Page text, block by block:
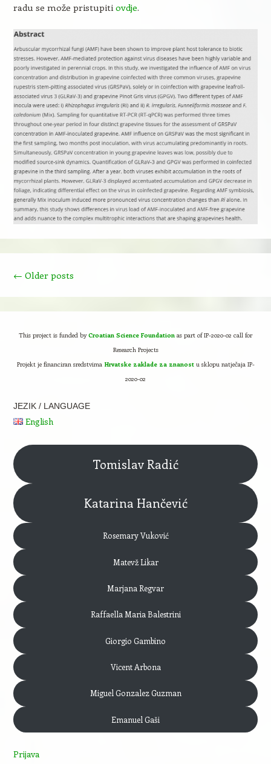
radu se može pristupiti ovdje.
← Older posts
This project is funded byCroatian Science Foundation as part of IP-2020-02 call for
Research Projects
Projekt je financiran sredstvima Hrvatske zaklade za znanostu sklopu natječaja IP-
2020-02
JEZIK / LANGUAGE
English
Tomislav Radić
Katarina Hančević
Rosemary Vuković
Matevž Likar
Marjana Regvar
Raffaella Maria Balestrini
Giorgio Gambino
Vicent Arbona
Miguel Gonzalez Guzman
Emanuel Gaši
Prijava